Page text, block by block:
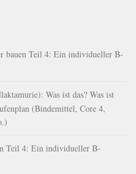
bauen Teil 4: Ein individueller B-
Was ist das? Was ist
(Bindemittel, Core 4,
Teil 4: Ein individueller B-